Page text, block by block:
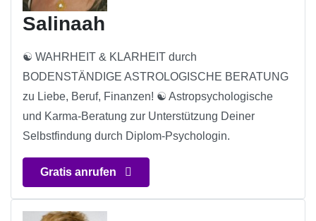
Salinaah
☯ WAHRHEIT & KLARHEIT durch
BODENSTÄNDIGE ASTROLOGISCHE BERATUNG
zu Liebe, Beruf, Finanzen! ☯ Astropsychologische
und Karma-Beratung zur Unterstützung Deiner
Selbstfindung durch Diplom-Psychologin.
Gratis anrufen